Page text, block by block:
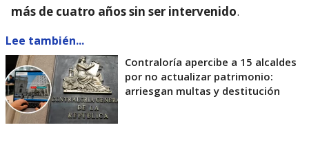
más de cuatro años sin ser intervenido.
Lee también...
Contraloría apercibe a 15 alcaldes
por no actualizar patrimonio:
arriesgan multas y destitución